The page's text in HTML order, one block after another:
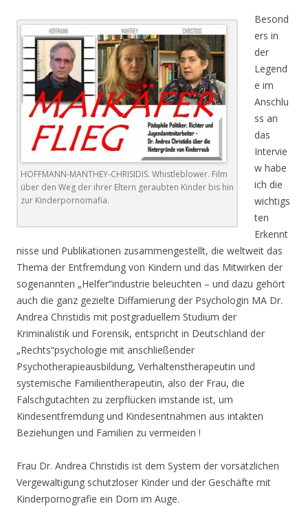
HOFFMANN-MANTHEY-CHRISIDIS. Whistleblower. Film
über den Weg der ihrer Eltern geraubten Kinder bis hin
zur Kinderpornomafia.
Besond
ers in
der
Legend
e im
Anschlu
ss an
das
Intervie
w habe
ich die
wichtigs
ten
Erkennt
nisse und Publikationen zusammengestellt, die weltweit das
Thema der Entfremdung von Kindern und das Mitwirken der
sogenannten „Helfer“industrie beleuchten – und dazu gehört
auch die ganz gezielte Diffamierung der Psychologin MA Dr.
Andrea Christidis mit postgraduellem Studium der
Kriminalistik und Forensik, entspricht in Deutschland der
„Rechts“psychologie mit anschließender
Psychotherapieausbildung, Verhaltenstherapeutin und
systemische Familientherapeutin, also der Frau, die
Falschgutachten zu zerpflücken imstande ist, um
Kindesentfremdung und Kindesentnahmen aus intakten
Beziehungen und Familien zu vermeiden !
Frau Dr. Andrea Christidis ist dem System der vorsätzlichen
Vergewaltigung schutzloser Kinder und der Geschäfte mit
Kinderpornografie ein Dorn im Auge.